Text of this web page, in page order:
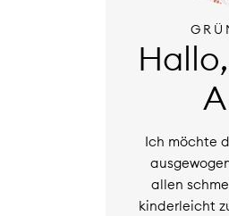
Ich möchte
allen
kinderleicht